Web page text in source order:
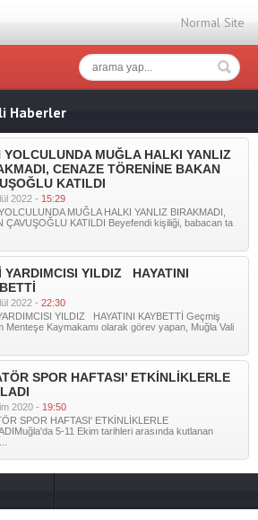
Normal Site
Haberler
YOLCULUNDA MUĞLA HALKI YANLIZ
CENAZE TÖRENİNE BAKAN
KATILDI
2022 - 15:29
MUĞLA HALKI YANLIZ BIRAKMADI,
ÇAVUŞOĞLU KATILDI Beyefendi kişiliği, babacan ta
YARDIMCISI YILDIZ HAYATINI
2022 - 22:30
YILDIZ HAYATINI KAYBETTİ Geçmiş
Menteşe Kaymakamı olarak görev yapan, Muğla Vali
SPOR HAFTASI’ ETKİNLİKLERLE
2020 - 19:50
SPOR HAFTASI' ETKİNLİKLERLE
5-11 Ekim tarihleri arasında kutlanan